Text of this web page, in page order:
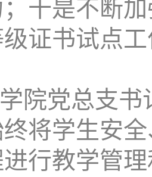
十是不断
证书试点
院党总支
终将学生安
行教学管